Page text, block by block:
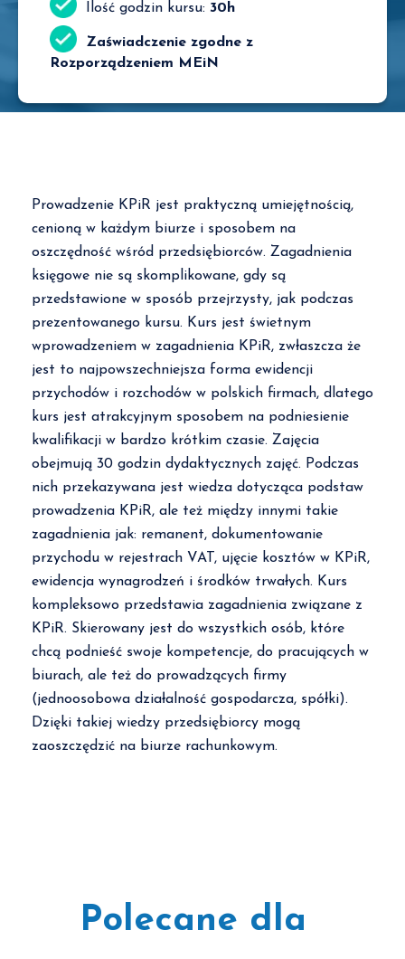
Ilość godzin kursu: 30h
Zaświadczenie zgodne z
Rozporządzeniem MEiN
Prowadzenie KPiR jest praktyczną umiejętnością,
cenioną w każdym biurze i sposobem na
oszczędność wśród przedsiębiorców. Zagadnienia
księgowe nie są skomplikowane, gdy są
przedstawione w sposób przejrzysty, jak podczas
prezentowanego kursu. Kurs jest świetnym
wprowadzeniem w zagadnienia KPiR, zwłaszcza że
jest to najpowszechniejsza forma ewidencji
przychodów i rozchodów w polskich firmach, dlatego
kurs jest atrakcyjnym sposobem na podniesienie
kwalifikacji w bardzo krótkim czasie. Zajęcia
obejmują 30 godzin dydaktycznych zajęć. Podczas
nich przekazywana jest wiedza dotycząca podstaw
prowadzenia KPiR, ale też między innymi takie
zagadnienia jak: remanent, dokumentowanie
przychodu w rejestrach VAT, ujęcie kosztów w KPiR,
ewidencja wynagrodzeń i środków trwałych. Kurs
kompleksowo przedstawia zagadnienia związane z
KPiR. Skierowany jest do wszystkich osób, które
chcą podnieść swoje kompetencje, do pracujących w
biurach, ale też do prowadzących firmy
(jednoosobowa działalność gospodarcza, spółki).
Dzięki takiej wiedzy przedsiębiorcy mogą
zaoszczędzić na biurze rachunkowym.
Polecane dla